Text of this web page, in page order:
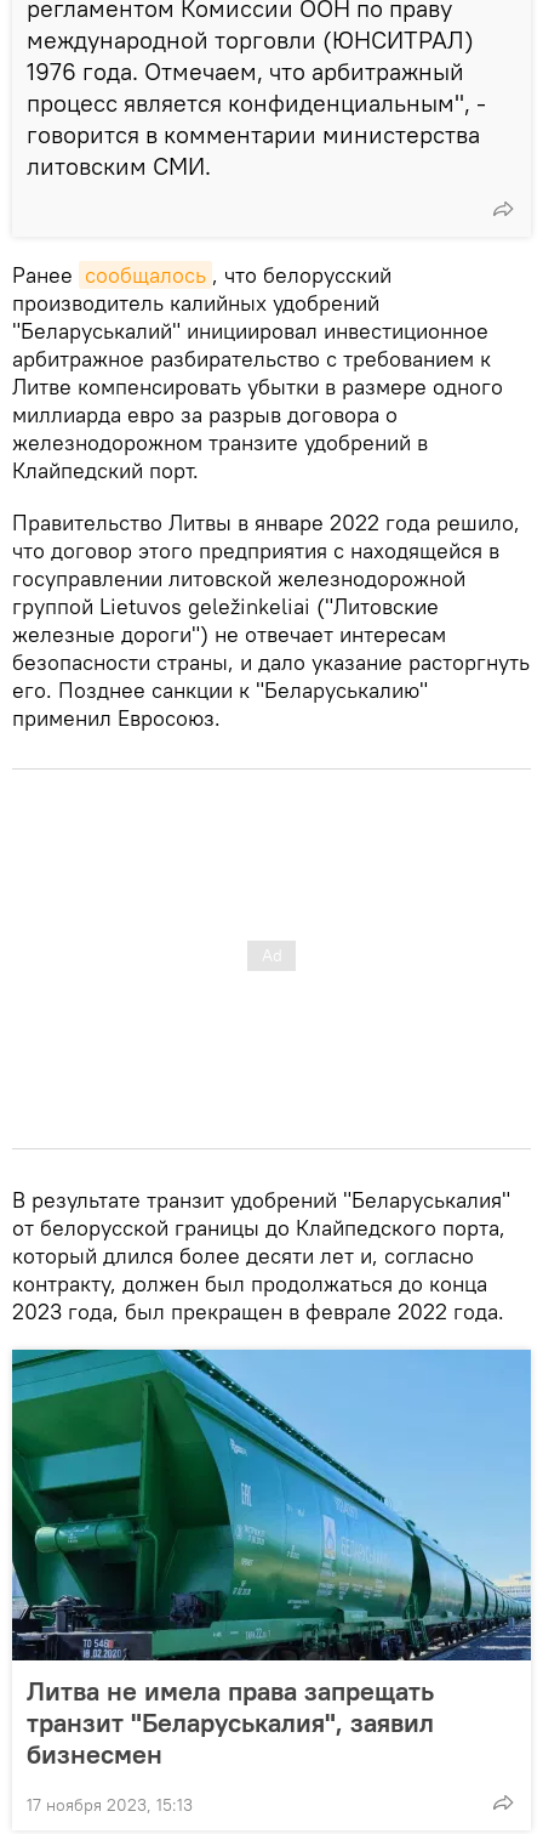
регламентом Комиссии ООН по праву
международной торговли (ЮНСИТРАЛ)
1976 года. Отмечаем, что арбитражный
процесс является конфиденциальным", -
говорится в комментарии министерства
литовским СМИ.
Ранее сообщалось , что белорусский
производитель калийных удобрений
"Беларуськалий" инициировал инвестиционное
арбитражное разбирательство с требованием к
Литве компенсировать убытки в размере одного
миллиарда евро за разрыв договора о
железнодорожном транзите удобрений в
Клайпедский порт.
Правительство Литвы в январе 2022 года решило,
что договор этого предприятия с находящейся в
госуправлении литовской железнодорожной
группой Lietuvos geležinkeliai ("Литовские
железные дороги") не отвечает интересам
безопасности страны, и дало указание расторгнуть
его. Позднее санкции к "Беларуськалию"
применил Евросоюз.
В результате транзит удобрений "Беларуськалия"
от белорусской границы до Клайпедского порта,
который длился более десяти лет и, согласно
контракту, должен был продолжаться до конца
2023 года, был прекращен в феврале 2022 года.
Литва не имела права запрещать
транзит "Беларуськалия", заявил
бизнесмен
17 ноября 2023, 15:13